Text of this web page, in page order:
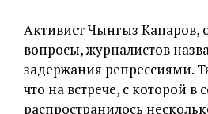
Активист Чынгыз Капаров,
вопросы, журналистов
задержания репрессиями.
что на встрече, с которой в
распространилось